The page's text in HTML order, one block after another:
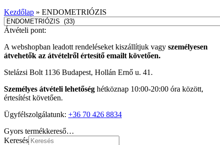
Kezdőlap » ENDOMETRIÓZIS
Átvételi pont:
A webshopban leadott rendeléseket kiszállítjuk vagy személyesen
átvehetők az átvételről értesítő emailt követően.
Stelázsi Bolt 1136 Budapest, Hollán Ernő u. 41.
Személyes átvételi lehetőség hétköznap 10:00-20:00 óra között,
értesítést követően.
Ügyfélszolgálatunk: +36 70 426 8834
Gyors termékkereső…
Keresés